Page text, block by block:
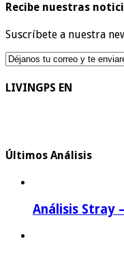
Recibe nuestras
Suscríbete a nuestra
LIVINGPS EN
Últimos Análisis
Análisis Stray